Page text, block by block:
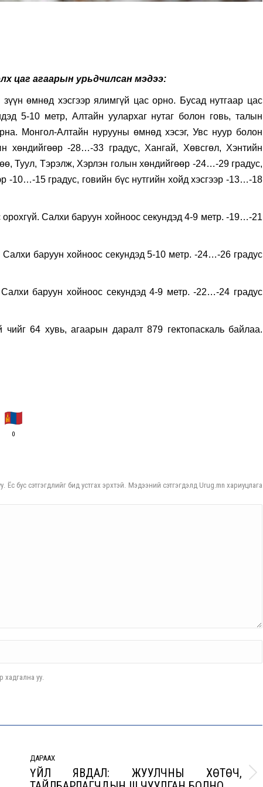
цаг агаарын урьдчилсан мэдээ:
өмнөд хэсгээр ялимгүй цас орно. Бусад нутгаар цас
5-10 метр, Алтайн уулархаг нутаг болон говь, талын
Монгол-Алтайн нурууны өмнөд хэсэг, Увс нуур болон
-28…-33 градус, Хангай, Хөвсгөл, Хэнтийн
Туул, Тэрэлж, Хэрлэн голын хөндийгөөр -24…-29 градус,
-10…-15 градус, говийн бүс нутгийн хойд хэсгээр -13…-18
Салхи баруун хойноос секундэд 4-9 метр. -19…-21
баруун хойноос секундэд 5-10 метр. -24…-26 градус
баруун хойноос секундэд 4-9 метр. -22…-24 градус
чийг 64 хувь, агаарын даралт 879 гектопаскаль байлаа.
0
Ёс бус сэтгэгдлийг бид устгах эрхтэй. Мэдээний сэтгэгдэлд Urug.mn хариуцлага
уу.
ДАРААХ
Next
ҮЙЛ ЯВДАЛ: ЖУУЛЧНЫ ХӨТӨЧ,